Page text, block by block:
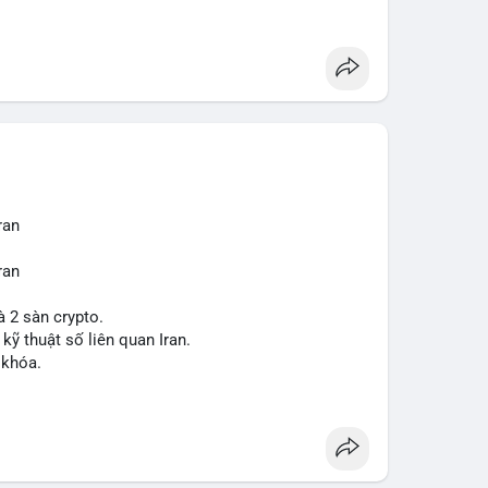
này? Hãy cùng theo dõi các phân tích chuyên
2 sàn crypto.
thuật số liên quan Iran.